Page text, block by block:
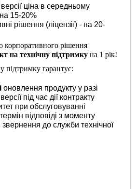
ціна в середньому
15-20%
рішення (ліцензії) - на 20-
корпоративного рішення
на технічну підтримку на 1 рік!
підтримку гарантує:
оновлення продукту у разі
під час дії контракту
при обслуговуванні
відповіді з моменту
до служби технічної